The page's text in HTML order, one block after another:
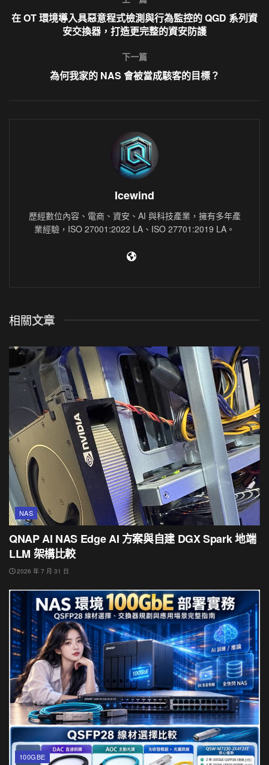
在 OT 環境導入具惡意程式檢測與行為監控的 QGD 系列資
安交換器，打造更完整的資安防護
下一篇
為何我家的 NAS 會被當成駭客的目標？
Icewind
歷經數位內容、電商、資安、AI 與科技產業，擁有多年產
業經驗，ISO 27001:2022 LA、ISO 27701:2019 LA。
相關文章
NAS
QNAP AI NAS Edge AI 方案與自建 DGX Spark 地端
LLM 架構比較
2026 年 7 月 31 日
100GBE